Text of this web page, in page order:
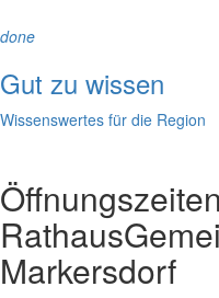
done
Gut zu wissen
Wissenswertes für die Region
Öffnungszeiten
Rathaus
Markersdorf